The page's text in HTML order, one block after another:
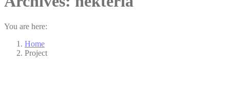
You are here:
Home
Project